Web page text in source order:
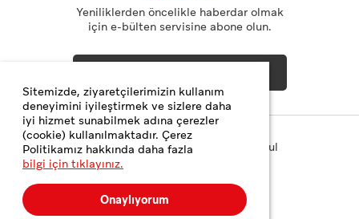
Sitemizde, ziyaretçilerimizin kullanım
deneyimini iyileştirmek ve sizlere daha
iyi hizmet sunabilmek adına çerezler
(cookie) kullanılmaktadır. Çerez
Politikamız hakkında daha fazla
bilgi için tıklayınız.
Onaylıyorum
Yeniliklerden öncelikle haberdar olmak
için e-bülten servisine abone olun.
Copyright© 2023 Teknopark İstanbul
Gizlilik ve Çerez Politikası
Kişisel Verilerin Korunması
Web Tasarım
MediaClick